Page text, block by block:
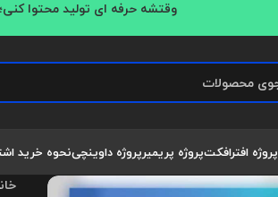
وقتشه حرفه ای تولید محتوا
پروژه افترافکتپروژه پریمیرپروژه داوینچینحوه خرید